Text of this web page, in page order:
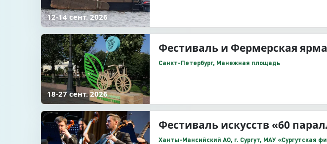
12-14 сент. 2026
18-27 сент. 2026
Фестиваль и Фермерская
Санкт-Петербург, Манежная площадь
Фестиваль искусств «60
Ханты-Мансийский АО, г. Сургут, МАУ «Сургутская